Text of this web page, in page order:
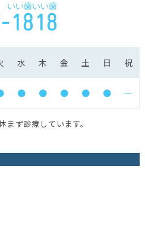
いい歯いい歯
水 木 金 土 日 祝
● ● ● ● ● ー
ず診療しています。